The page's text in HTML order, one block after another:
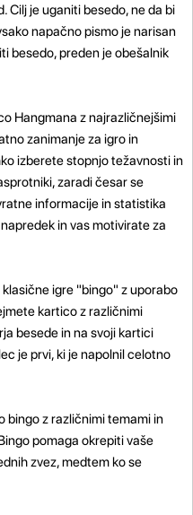
Cilj je uganiti besedo, ne da bi
napačno pismo je narisan
besedo, preden je obešalnik
Hangmana z najrazličnejšimi
zanimanje za igro in
izberete stopnjo težavnosti in
zaradi česar se
informacije in statistika
in vas motivirate za
igre "bingo" z uporabo
kartico z različnimi
besede in na svoji kartici
je prvi, ki je napolnil celotno
bingo z različnimi temami in
pomaga okrepiti vaše
zvez, medtem ko se